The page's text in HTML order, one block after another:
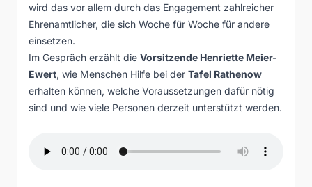
wird das vor allem durch das Engagement zahlreicher
Ehrenamtlicher, die sich Woche für Woche für andere
einsetzen.
Im Gespräch erzählt die Vorsitzende Henriette Meier-
Ewert, wie Menschen Hilfe bei der Tafel Rathenow
erhalten können, welche Voraussetzungen dafür nötig
sind und wie viele Personen derzeit unterstützt werden.